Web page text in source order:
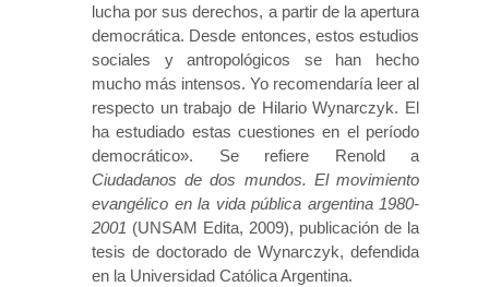
lucha por sus derechos, a partir de la apertura
democrática. Desde entonces, estos estudios
sociales y antropológicos se han hecho
mucho más intensos. Yo recomendaría leer al
respecto un trabajo de Hilario Wynarczyk. El
ha estudiado estas cuestiones en el período
democrático». Se refiere Renold a
Ciudadanos de dos mundos. El movimiento
evangélico en la vida pública argentina 1980-
2001 (UNSAM Edita, 2009), publicación de la
tesis de doctorado de Wynarczyk, defendida
en la Universidad Católica Argentina.